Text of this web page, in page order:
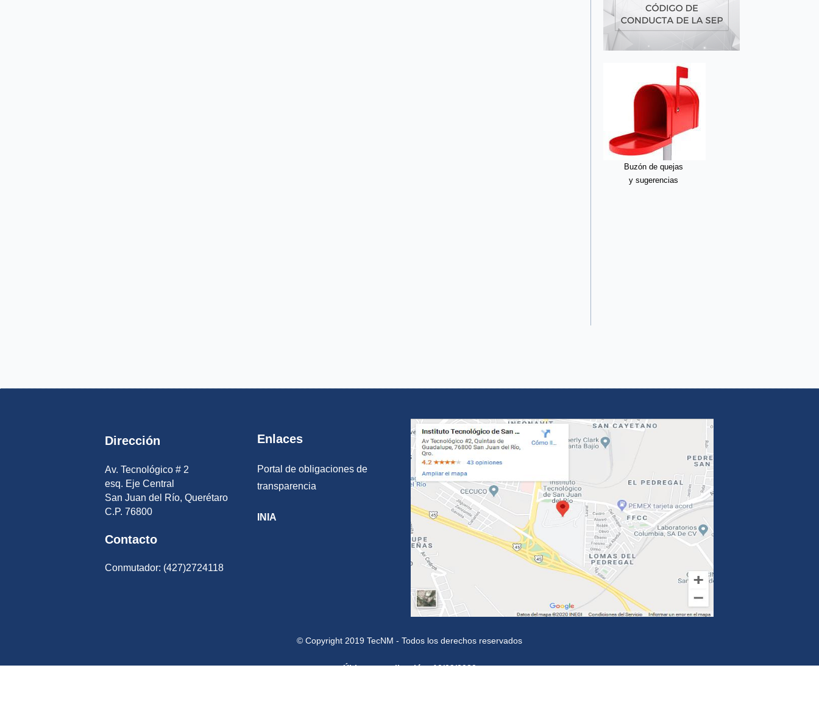
Buzón de quejas
y sugerencias
Dirección
Av. Tecnológico # 2
esq. Eje Central
San Juan del Río, Querétaro
C.P. 76800
Contacto
Conmutador: (427)2724118
Enlaces
Portal de obligaciones de
transparencia
INIA
© Copyright 2019 TecNM - Todos los derechos reservados
Última actualización: 10/09/2020